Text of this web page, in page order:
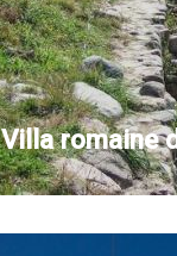
Villa romaine